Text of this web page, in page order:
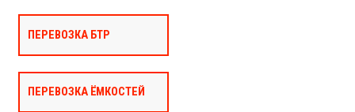
ПЕРЕВОЗКА БТР
ПЕРЕВОЗКА ЁМКОСТЕЙ